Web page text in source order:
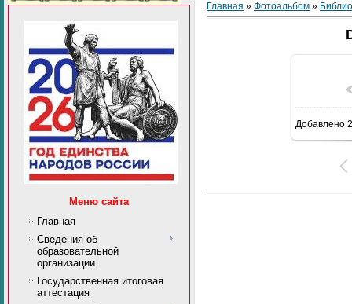
Меню сайта
Главная
Сведения об
образовательной
организации
Государственная итоговая
аттестация
Главная » Фотоальбом »
В
Добавлено